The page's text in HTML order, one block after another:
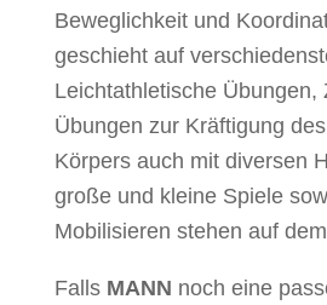
Beweglichkeit und
geschieht auf
Leichtathletische Übungen,
Übungen zur Kräftigung
Körpers auch mit diversen
große und kleine Spiele
Mobilisieren stehen auf
Falls MANN noch eine